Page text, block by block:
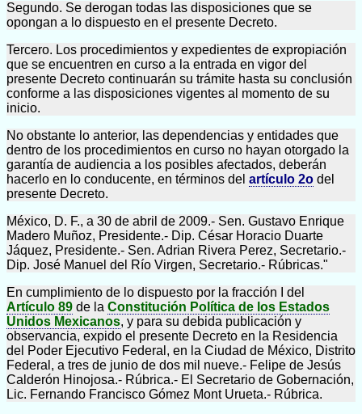
Segundo. Se derogan todas las disposiciones que se
opongan a lo dispuesto en el presente Decreto.
Tercero. Los procedimientos y expedientes de expropiación
que se encuentren en curso a la entrada en vigor del
presente Decreto continuarán su trámite hasta su conclusión
conforme a las disposiciones vigentes al momento de su
inicio.
No obstante lo anterior, las dependencias y entidades que
dentro de los procedimientos en curso no hayan otorgado la
garantía de audiencia a los posibles afectados, deberán
hacerlo en lo conducente, en términos del artículo 2o del
presente Decreto.
México, D. F., a 30 de abril de 2009.- Sen. Gustavo Enrique
Madero Muñoz, Presidente.- Dip. César Horacio Duarte
Jáquez, Presidente.- Sen. Adrian Rivera Perez, Secretario.-
Dip. José Manuel del Río Virgen, Secretario.- Rúbricas."
En cumplimiento de lo dispuesto por la fracción I del
Artículo 89 de la Constitución Política de los Estados
Unidos Mexicanos, y para su debida publicación y
observancia, expido el presente Decreto en la Residencia
del Poder Ejecutivo Federal, en la Ciudad de México, Distrito
Federal, a tres de junio de dos mil nueve.- Felipe de Jesús
Calderón Hinojosa.- Rúbrica.- El Secretario de Gobernación,
Lic. Fernando Francisco Gómez Mont Urueta.- Rúbrica.